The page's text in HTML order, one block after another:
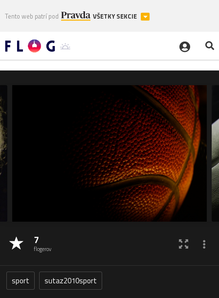
Tento web patrí pod VŠETKY SEKCIE
7
flogerov
sport sutaz2010sport